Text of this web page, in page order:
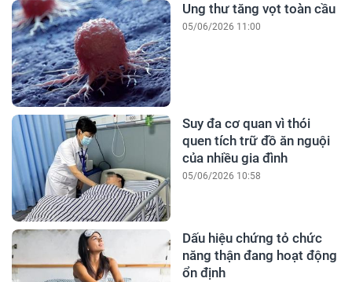
Ung thư tăng vọt toàn cầu
05/06/2026 11:00
Suy đa cơ quan vì thói
quen tích trữ đồ ăn nguội
của nhiều gia đình
05/06/2026 10:58
Dấu hiệu chứng tỏ chức
năng thận đang hoạt động
ổn định